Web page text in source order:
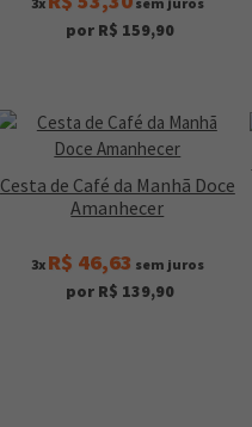
por R$ 159,90
Cesta de Café da Manhã Doce
Amanhecer
3x R$ 46,63 sem juros
por R$ 139,90